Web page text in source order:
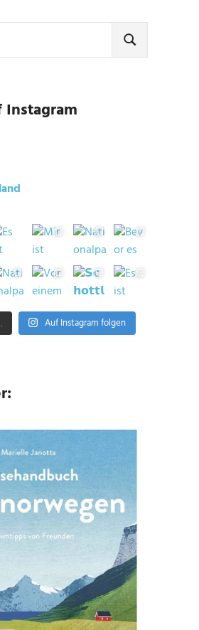
SUCHEN
Instagram
Auf Instagram folgen